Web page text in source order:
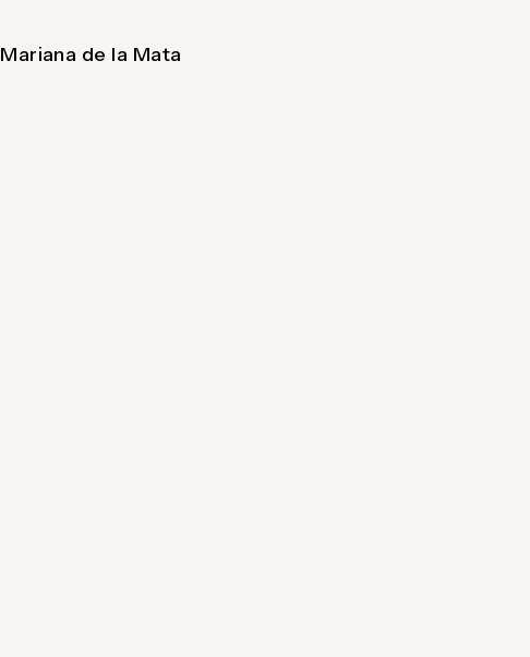
Mariana de la Mata